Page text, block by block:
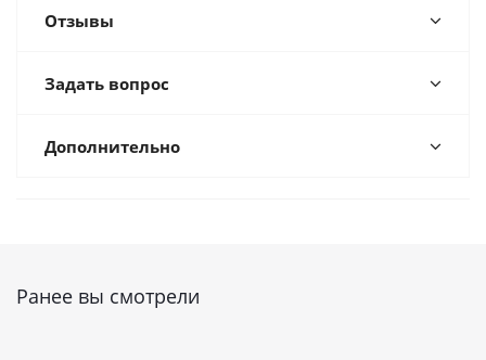
Отзывы
Задать вопрос
Дополнительно
Ранее вы смотрели